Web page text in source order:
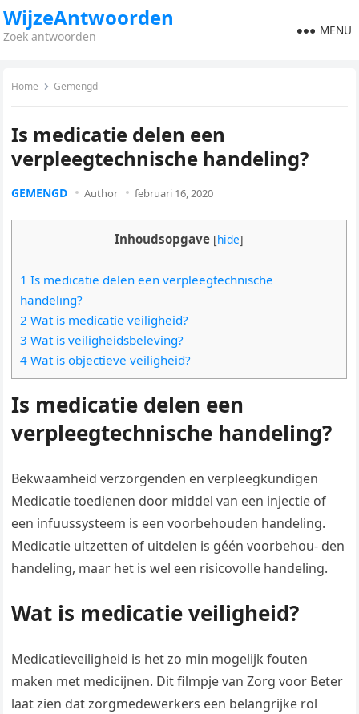
WijzeAntwoorden
Zoek antwoorden MENU
Home Gemengd
Is medicatie delen een
verpleegtechnische handeling?
GEMENGD Author februari 16, 2020
Inhoudsopgave [hide]
1 Is medicatie delen een verpleegtechnische
handeling?
2 Wat is medicatie veiligheid?
3 Wat is veiligheidsbeleving?
4 Wat is objectieve veiligheid?
Is medicatie delen een
verpleegtechnische handeling?
Bekwaamheid verzorgenden en verpleegkundigen
Medicatie toedienen door middel van een injectie of
een infuussysteem is een voorbehouden handeling.
Medicatie uitzetten of uitdelen is géén voorbehou- den
handeling, maar het is wel een risicovolle handeling.
Wat is medicatie veiligheid?
Medicatieveiligheid is het zo min mogelijk fouten
maken met medicijnen. Dit filmpje van Zorg voor Beter
laat zien dat zorgmedewerkers een belangrijke rol